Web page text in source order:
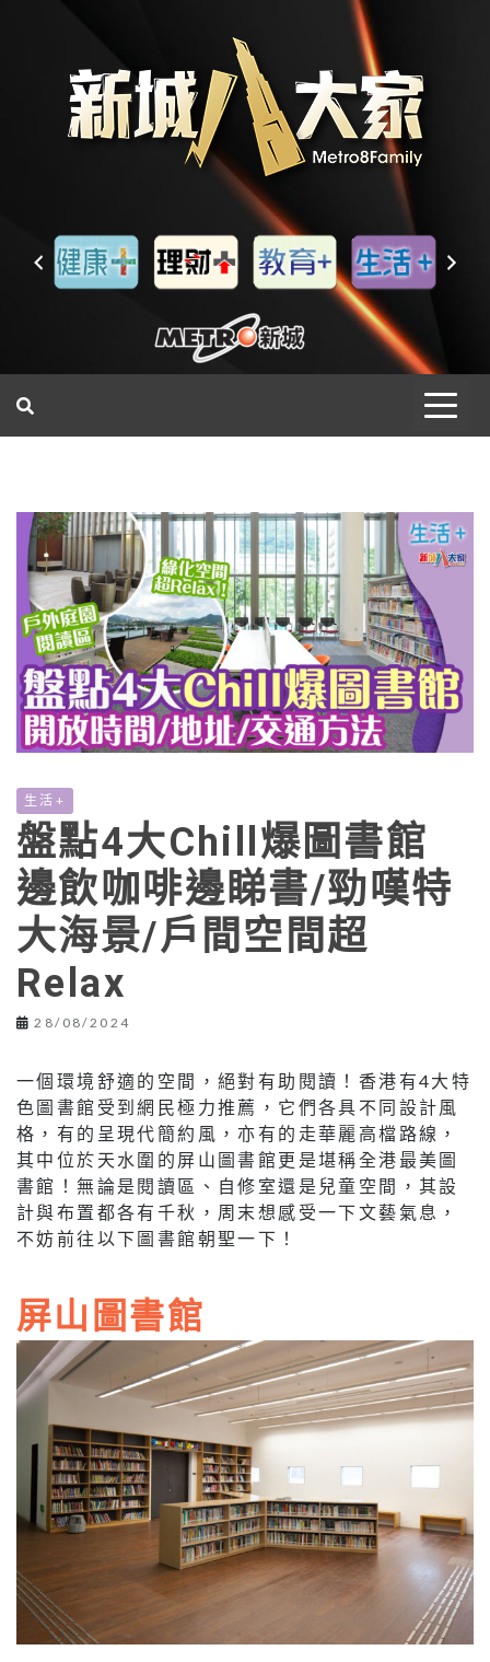
生活+
盤點4大Chill爆圖書館
邊飲咖啡邊睇書/勁嘆特
大海景/戶間空間超
Relax
28/08/2024
一個環境舒適的空間，絕對有助閱讀！香港有4大特
色圖書館受到網民極力推薦，它們各具不同設計風
格，有的呈現代簡約風，亦有的走華麗高檔路線，
其中位於天水圍的屏山圖書館更是堪稱全港最美圖
書館！無論是閱讀區、自修室還是兒童空間，其設
計與布置都各有千秋，周末想感受一下文藝氣息，
不妨前往以下圖書館朝聖一下！
屏山圖書館